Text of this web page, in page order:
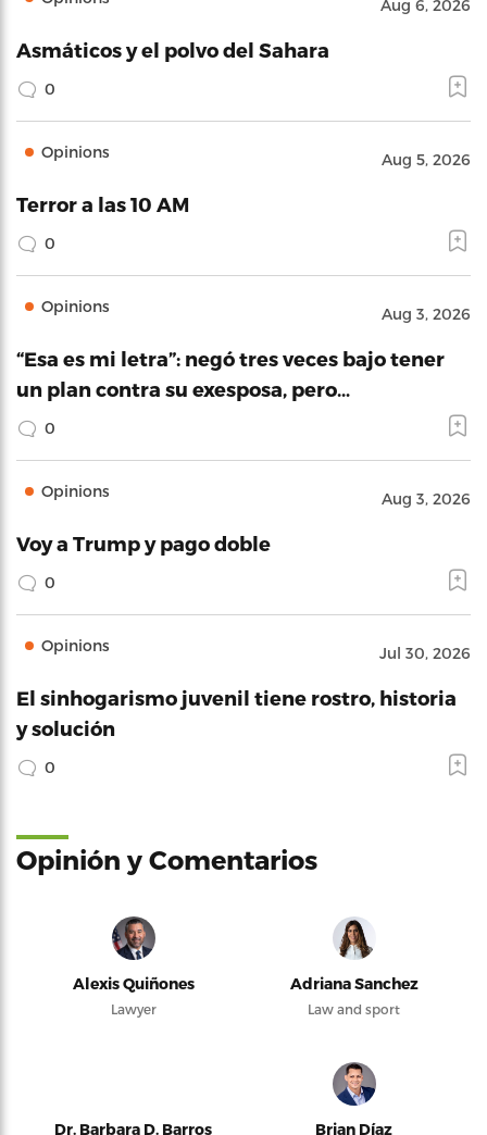
Aug 6, 2026
Asmáticos y el polvo del Sahara
0
Opinions Aug 5, 2026
Terror a las 10 AM
0
Opinions Aug 3, 2026
“Esa es mi letra”: negó tres veces bajo tener
un plan contra su exesposa, pero…
0
Opinions Aug 3, 2026
Voy a Trump y pago doble
0
Opinions Jul 30, 2026
El sinhogarismo juvenil tiene rostro, historia
y solución
0
Opinión y Comentarios
Alexis Quiñones
Lawyer
Adriana Sanchez
Law and sport
Dr. Barbara D. Barros Brian Díaz